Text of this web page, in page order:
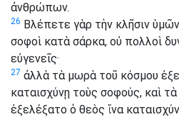
ἀνθρώπων.
26 Βλέπετε γὰρ τὴν κλῆσιν
σοφοὶ κατὰ σάρκα, οὐ πολλοὶ
εὐγενεῖς·
27 ἀλλὰ τὰ μωρὰ τοῦ κόσμου
καταισχύνῃ τοὺς σοφούς, καὶ
ἐξελέξατο ὁ θεὸς ἵνα